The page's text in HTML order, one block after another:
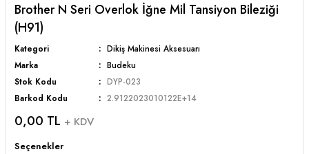
Brother N Seri Overlok İğne Mil Tansiyon Bileziği
(H91)
Kategori
Dikiş Makinesi Aksesuarı
Marka
Budeku
Stok Kodu
DYP-023
Barkod Kodu
2.9122023010122E+14
0,00 TL + KDV
Seçenekler